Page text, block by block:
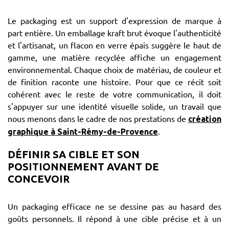
Le packaging est un support d'expression de marque à
part entière. Un emballage kraft brut évoque l'authenticité
et l'artisanat, un flacon en verre épais suggère le haut de
gamme, une matière recyclée affiche un engagement
environnemental. Chaque choix de matériau, de couleur et
de finition raconte une histoire. Pour que ce récit soit
cohérent avec le reste de votre communication, il doit
s'appuyer sur une identité visuelle solide, un travail que
nous menons dans le cadre de nos prestations de création
graphique à Saint-Rémy-de-Provence.
DÉFINIR SA CIBLE ET SON
POSITIONNEMENT AVANT DE
CONCEVOIR
Un packaging efficace ne se dessine pas au hasard des
goûts personnels. Il répond à une cible précise et à un